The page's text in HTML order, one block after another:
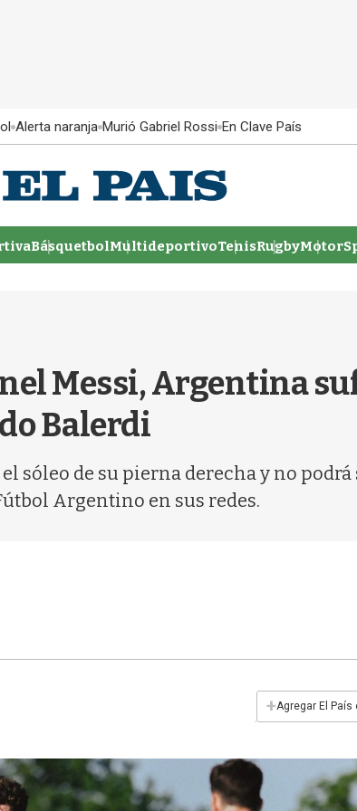
Alerta naranja Murió Gabriel Rossi En Clave País
BásquetbolMultideportivoTenisRugby
Messi, Argentina
Balerdi
sóleo de su pierna derecha y no
Argentino en sus redes.
+Agregar El País